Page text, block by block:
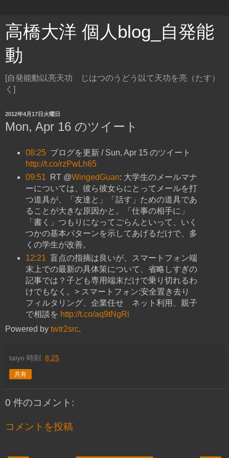
高橋大洋 個人blog_自発能
動
[自発能動以亮天功 じはつのうどう以て天功を亮（たす）
く]
2012年4月17日火曜日
Mon, Apr 16 のツイート
08:25 ブログを更新 / Sun, Apr 15 のツイート
http://t.co/rzPwLh65
09:51
RT @WingedGuan: 大学生のメールマナ
ーについては、彼ら彼女らにとってメールを打
つ道具が、「友達と」「話す」ための道具であ
ることが大きな原因かと。「仕事の相手に」
「書く」つもりになってごらんといって、いく
つかの基本パターンを示してあげるだけで、多
くの学生が改善。
12:21 盲点の指摘は良いが、スマートフォン端
末上での最新の具体策について、省略しすぎの
記事では？子ども専用端末だけで乗り切れるわ
けでもなく。> スマートフォン:安全置き去り
フィルタリング、企業任せ ネット利用、親子
で相談を http://t.co/aq9tNgRi
Powered by twtr2src.
taiyo 時刻: 8:25
共有
0 件のコメント:
コメントを投稿